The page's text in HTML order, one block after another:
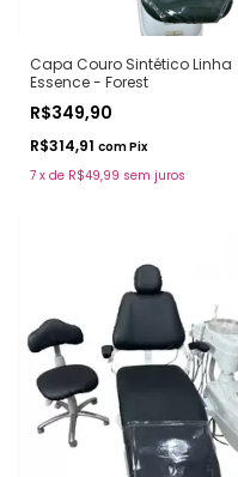
Capa Couro Sintético Linha
Essence - Forest
R$349,90
R$314,91 comPix
7 x de R$49,99 sem juros